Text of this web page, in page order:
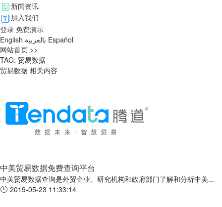
新闻资讯
加入我们
登录 免费演示
English بالعربية Español
网站首页 >>
TAG: 贸易数据
贸易数据 相关内容
中美贸易数据免费查询平台
中美贸易数据查询是外贸企业、研究机构和政府部门了解和分析中美...
2019-05-23 11:33:14